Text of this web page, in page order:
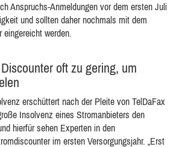
Anspruchs-Anmeldungen vor dem ersten Juli
und sollten daher nochmals mit dem
eingereicht werden.
oft zu gering, um
erschüttert nach der Pleite von TelDaFax
Insolvenz eines Stromanbieters den
hierfür sehen Experten in den
im ersten Versorgungsjahr. „Erst